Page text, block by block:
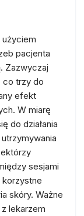
pacjenta
Zazwyczaj
co trzy do
efekt
W miarę
do działania
sesjami
skóry. Ważne
lekarzem